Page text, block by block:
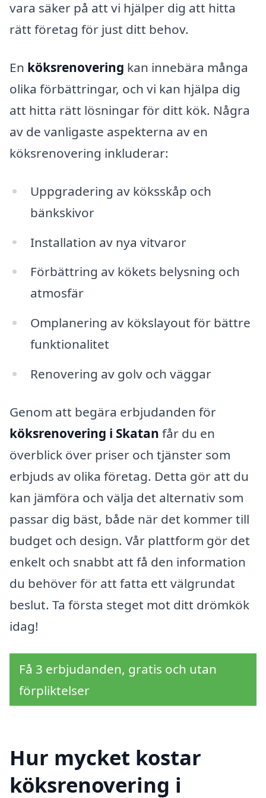
vara säker på att vi hjälper dig att hitta
rätt företag för just ditt behov.
En köksrenovering kan innebära många
olika förbättringar, och vi kan hjälpa dig
att hitta rätt lösningar för ditt kök. Några
av de vanligaste aspekterna av en
köksrenovering inkluderar:
Uppgradering av köksskåp och
bänkskivor
Installation av nya vitvaror
Förbättring av kökets belysning och
atmosfär
Omplanering av kökslayout för bättre
funktionalitet
Renovering av golv och väggar
Genom att begära erbjudanden för
köksrenovering i Skatan får du en
överblick över priser och tjänster som
erbjuds av olika företag. Detta gör att du
kan jämföra och välja det alternativ som
passar dig bäst, både när det kommer till
budget och design. Vår plattform gör det
enkelt och snabbt att få den information
du behöver för att fatta ett välgrundat
beslut. Ta första steget mot ditt drömkök
idag!
Få 3 erbjudanden, gratis och utan
förpliktelser
Hur mycket kostar
köksrenovering i